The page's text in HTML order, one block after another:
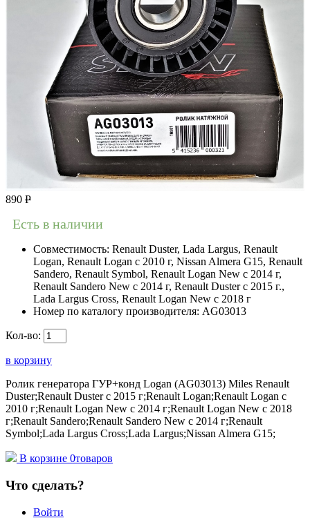
890 Р
Есть в наличии
Совместимость: Renault Duster, Lada Largus, Renault
Logan, Renault Logan c 2010 г, Nissan Almera G15, Renault
Sandero, Renault Symbol, Renault Logan New с 2014 г,
Renault Sandero New с 2014 г, Renault Duster с 2015 г.,
Lada Largus Cross, Renault Logan New с 2018 г
Номер по каталогу производителя: AG03013
Кол-во:
в корзину
Ролик генератора ГУР+конд Logan (AG03013) Miles Renault
Duster;Renault Duster с 2015 г;Renault Logan;Renault Logan c
2010 г;Renault Logan New с 2014 г;Renault Logan New с 2018
г;Renault Sandero;Renault Sandero New с 2014 г;Renault
Symbol;Lada Largus Cross;Lada Largus;Nissan Almera G15;
В корзине 0товаров
Что сделать?
Войти